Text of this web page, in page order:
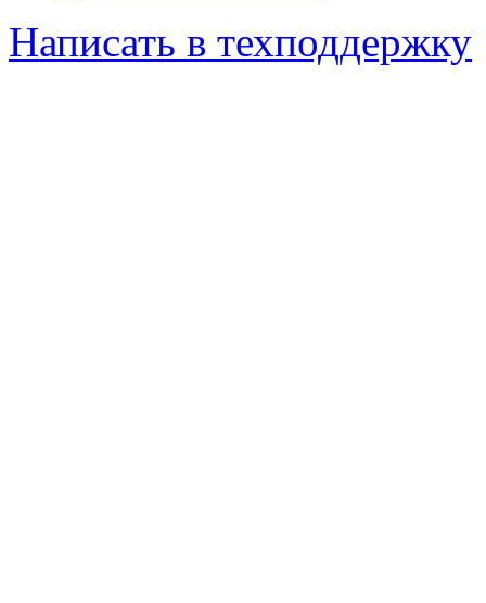
Написать в техподдержку